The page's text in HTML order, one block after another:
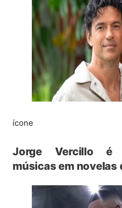
ícone
Jorge Vercillo é
músicas em novelas